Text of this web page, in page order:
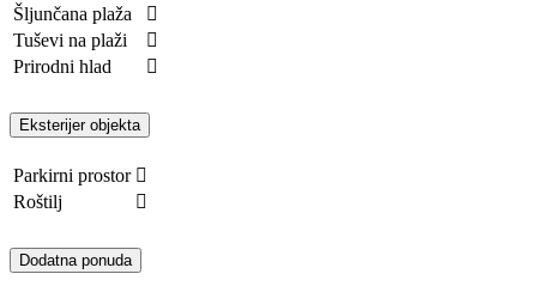
Šljunčana plaža
Tuševi na plaži
Prirodni hlad
Eksterijer objekta
Parkirni prostor
Roštilj
Dodatna ponuda